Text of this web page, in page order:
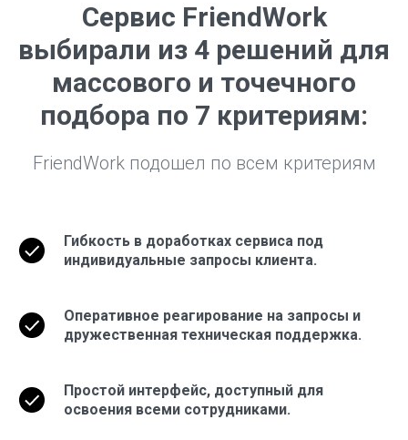
Сервис FriendWork
выбирали из 4 решений для
массового и точечного
подбора по 7 критериям:
FriendWork подошел по всем критериям
Гибкость в доработках сервиса под
индивидуальные запросы клиента.
Оперативное реагирование на запросы и
дружественная техническая поддержка.
Простой интерфейс, доступный для
освоения всеми сотрудниками.